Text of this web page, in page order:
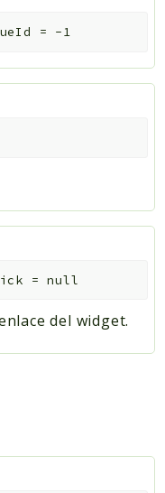
= -1
=null
del widget.